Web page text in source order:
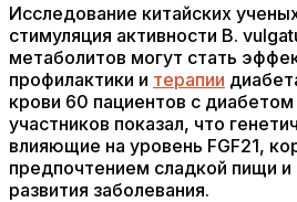
Исследование китайских
стимуляция активности B.
метаболитов могут стать
профилактики и терапии
крови 60 пациентов с
участников показал, что
влияющие на уровень FGF21,
предпочтением сладкой пищи
развития заболевания.